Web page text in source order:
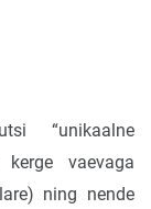
“unikaalne
vaevaga
ning nende